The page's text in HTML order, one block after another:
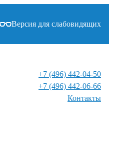
Версия для слабовидящих
+7 (496) 442-04-50
+7 (496) 442-06-66
Контакты⁠